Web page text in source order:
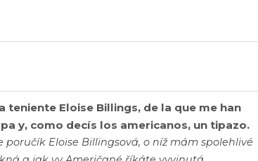
teniente Eloise Billings, de la que me han
y, como decís los americanos, un tipazo.
Eloise Billingsová, o níž mám spolehlivé